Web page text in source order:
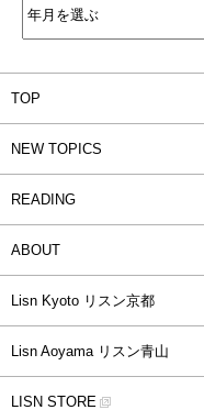
TOP
NEW TOPICS
READING
ABOUT
Lisn Kyoto リスン京都
Lisn Aoyama リスン青山
LISN STORE